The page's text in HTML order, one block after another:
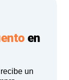
en
un